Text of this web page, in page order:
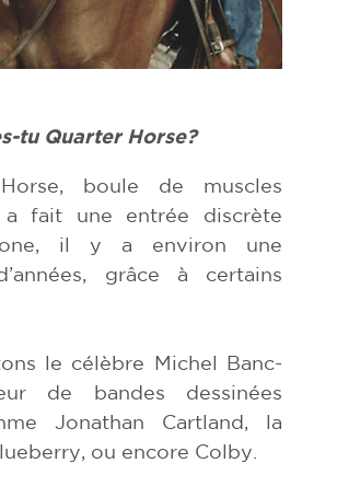
tu Quarter Horse?
boule de muscles
a fait une entrée discrète
il y a environ une
grâce à certains
le célèbre Michel Banc-
de bandes dessinées
Jonathan Cartland, la
ou encore Colby.